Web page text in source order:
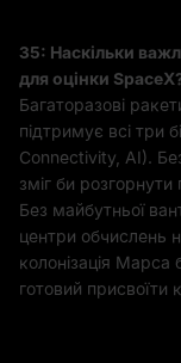
З5: Наскільки
для оцінки
Багаторазові
підтримує всі три
Connectivity, AI).
зміг би
Без майбутньої
центри обчислень
колонізація
готовий присвоїти